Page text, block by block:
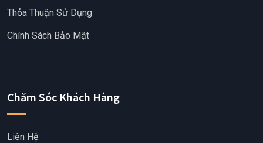
Thỏa Thuận Sử Dụng
Chính Sách Bảo Mật
Chăm Sóc Khách Hàng
Liên Hệ